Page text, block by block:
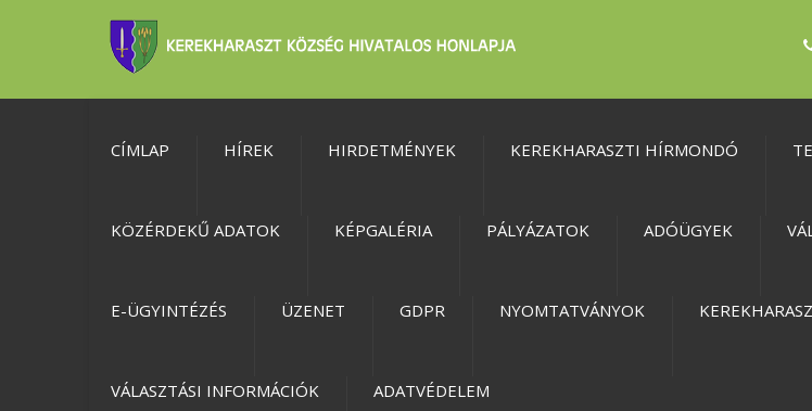
CÍMLAP HÍREK HIRDETMÉNYEK KEREKHARASZTI HÍRMONDÓ
KÖZÉRDEKŰ ADATOK KÉPGALÉRIA PÁLYÁZATOK ADÓÜGYEK
E-ÜGYINTÉZÉS ÜZENET GDPR NYOMTATVÁNYOK
VÁLASZTÁSI INFORMÁCIÓK ADATVÉDELEM